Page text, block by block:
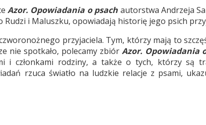
Azor. Opowiadania o psach autorstwa Andrzeja
i Maluszku, opowiadają historię jego psich
przyjaciela. Tym, którzy mają to
nie spotkało, polecamy zbiórAzor. Opowiadania
i członkami rodziny, a także o tych, którzy są
rzuca światło na ludzkie relacje z psami,